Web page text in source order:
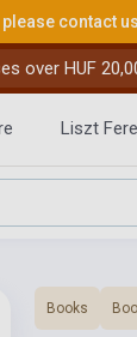
contact
HUF
Liszt
Books